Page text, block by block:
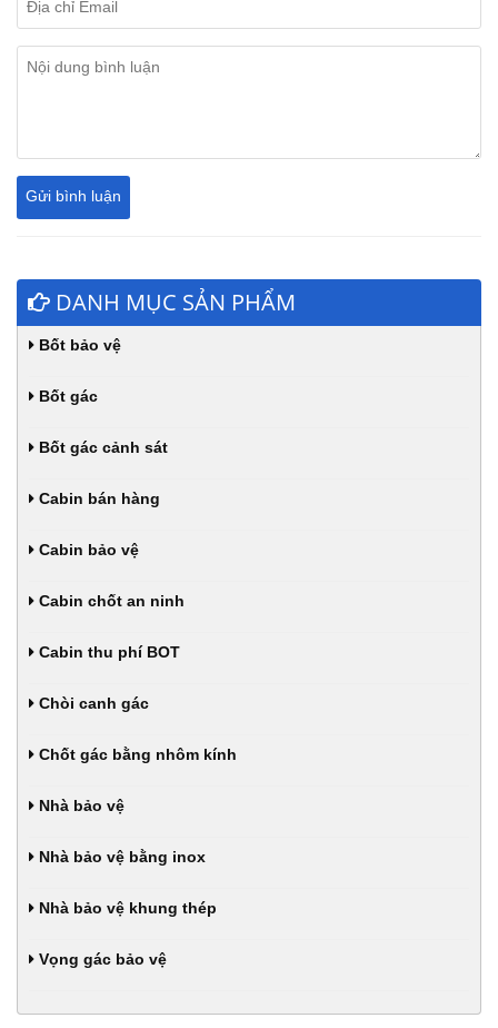
DANH MỤC SẢN PHẨM
Bốt bảo vệ
Bốt gác
Bốt gác cảnh sát
Cabin bán hàng
Cabin bảo vệ
Cabin chốt an ninh
Cabin thu phí BOT
Chòi canh gác
Chốt gác bằng nhôm kính
Nhà bảo vệ
Nhà bảo vệ bằng inox
Nhà bảo vệ khung thép
Vọng gác bảo vệ